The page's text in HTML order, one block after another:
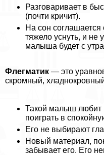
Разговаривает в
(почти кричит).
На сон соглашается
тяжело уснуть, и не
малыша будет с
Флегматик — это
скромный,
Такой малыш любит
поиграть в
Его не выбирают
Новый материал,
забывает его. Его